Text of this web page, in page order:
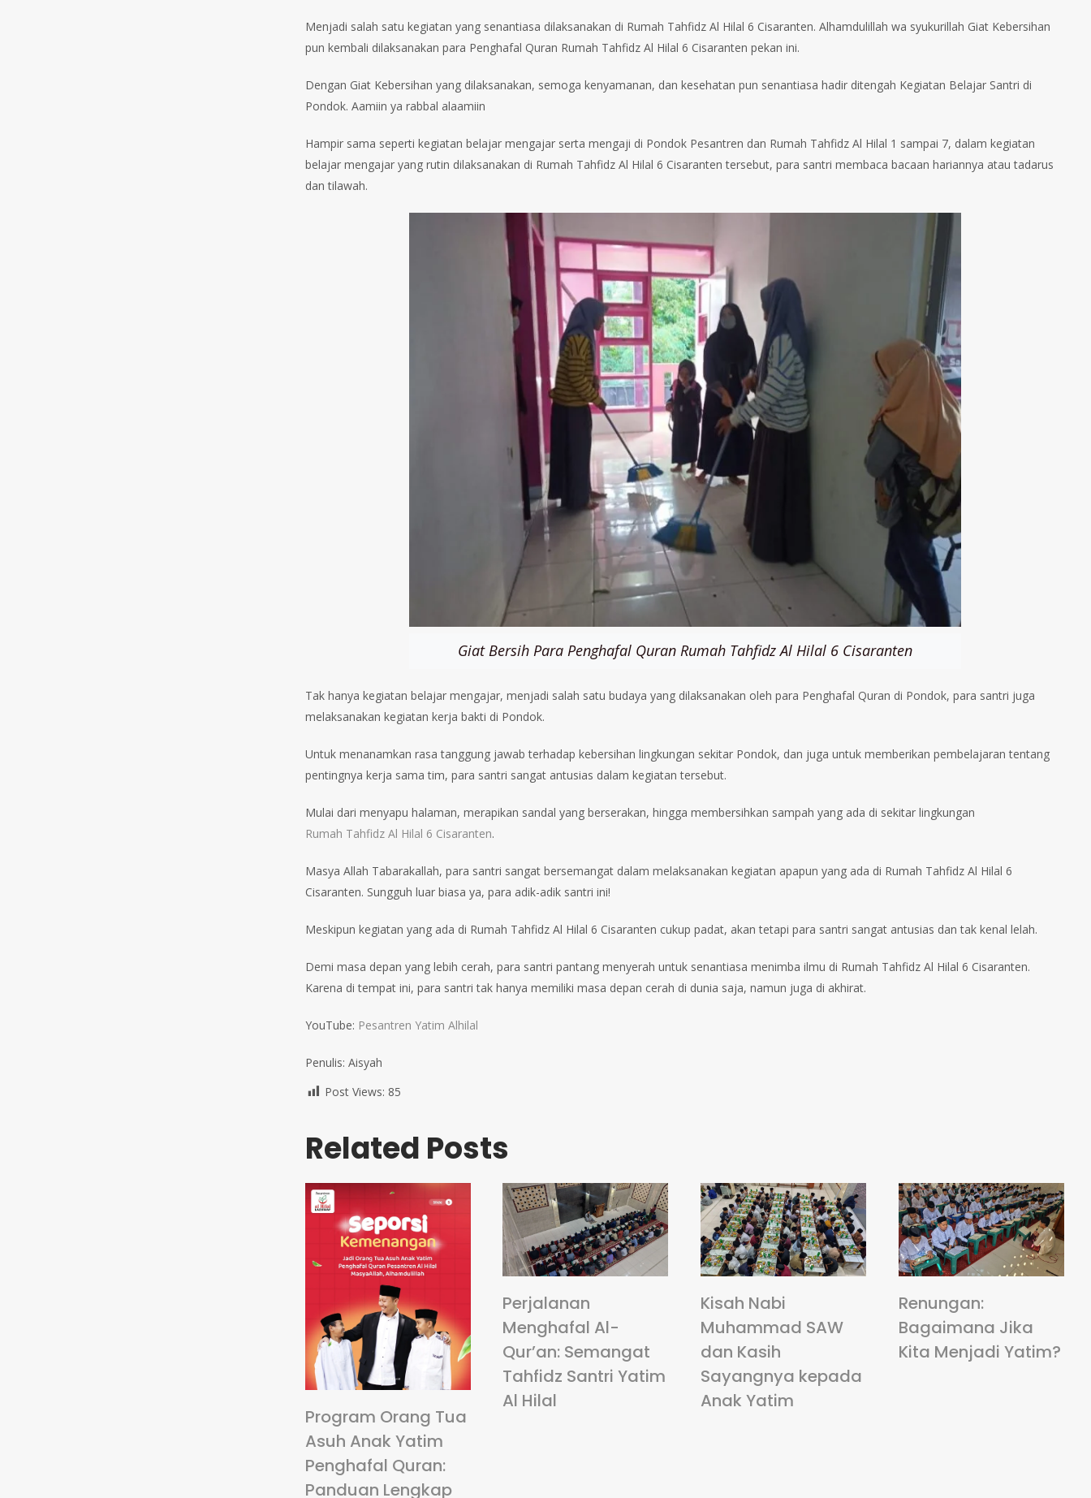
Menjadi salah satu kegiatan yang senantiasa dilaksanakan di Rumah Tahfidz Al Hilal 6 Cisaranten. Alhamdulillah wa syukurillah Giat Kebersihan
pun kembali dilaksanakan para Penghafal Quran Rumah Tahfidz Al Hilal 6 Cisaranten pekan ini.
Dengan Giat Kebersihan yang dilaksanakan, semoga kenyamanan, dan kesehatan pun senantiasa hadir ditengah Kegiatan Belajar Santri di
Pondok. Aamiin ya rabbal alaamiin
Hampir sama seperti kegiatan belajar mengajar serta mengaji di Pondok Pesantren dan Rumah Tahfidz Al Hilal 1 sampai 7, dalam kegiatan
belajar mengajar yang rutin dilaksanakan di Rumah Tahfidz Al Hilal 6 Cisaranten tersebut, para santri membaca bacaan hariannya atau tadarus
dan tilawah.
Giat Bersih Para Penghafal Quran Rumah Tahfidz Al Hilal 6 Cisaranten
Tak hanya kegiatan belajar mengajar, menjadi salah satu budaya yang dilaksanakan oleh para Penghafal Quran di Pondok, para santri juga
melaksanakan kegiatan kerja bakti di Pondok.
Untuk menanamkan rasa tanggung jawab terhadap kebersihan lingkungan sekitar Pondok, dan juga untuk memberikan pembelajaran tentang
pentingnya kerja sama tim, para santri sangat antusias dalam kegiatan tersebut.
Mulai dari menyapu halaman, merapikan sandal yang berserakan, hingga membersihkan sampah yang ada di sekitar lingkungan
Rumah Tahfidz Al Hilal 6 Cisaranten.
Masya Allah Tabarakallah, para santri sangat bersemangat dalam melaksanakan kegiatan apapun yang ada di Rumah Tahfidz Al Hilal 6
Cisaranten. Sungguh luar biasa ya, para adik-adik santri ini!
Meskipun kegiatan yang ada di Rumah Tahfidz Al Hilal 6 Cisaranten cukup padat, akan tetapi para santri sangat antusias dan tak kenal lelah.
Demi masa depan yang lebih cerah, para santri pantang menyerah untuk senantiasa menimba ilmu di Rumah Tahfidz Al Hilal 6 Cisaranten.
Karena di tempat ini, para santri tak hanya memiliki masa depan cerah di dunia saja, namun juga di akhirat.
YouTube: Pesantren Yatim Alhilal
Penulis: Aisyah
Post Views: 85
Related Posts
Program Orang Tua
Asuh Anak Yatim
Penghafal Quran:
Panduan Lengkap
Perjalanan
Menghafal Al-
Qur’an: Semangat
Tahfidz Santri Yatim
Al Hilal
Kisah Nabi
Muhammad SAW
dan Kasih
Sayangnya kepada
Anak Yatim
Renungan:
Bagaimana Jika
Kita Menjadi Yatim?